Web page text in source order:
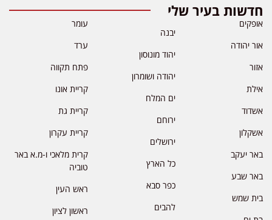
חדשות בעיר שלי
אופקים
אור יהודה
אזור
אילת
אשדוד
אשקלון
באר יעקב
באר שבע
בית שמש
יבנה
יהוד מונוסון
יהודה ושומרון
ים המלח
ירוחם
ירושלים
כל הארץ
כפר סבא
להבים
עומר
ערד
פתח תקווה
קריית אונו
קריית גת
קריית עקרון
קרית מלאכי ו-מ.א באר
טוביה
ראש העין
ראשון לציון